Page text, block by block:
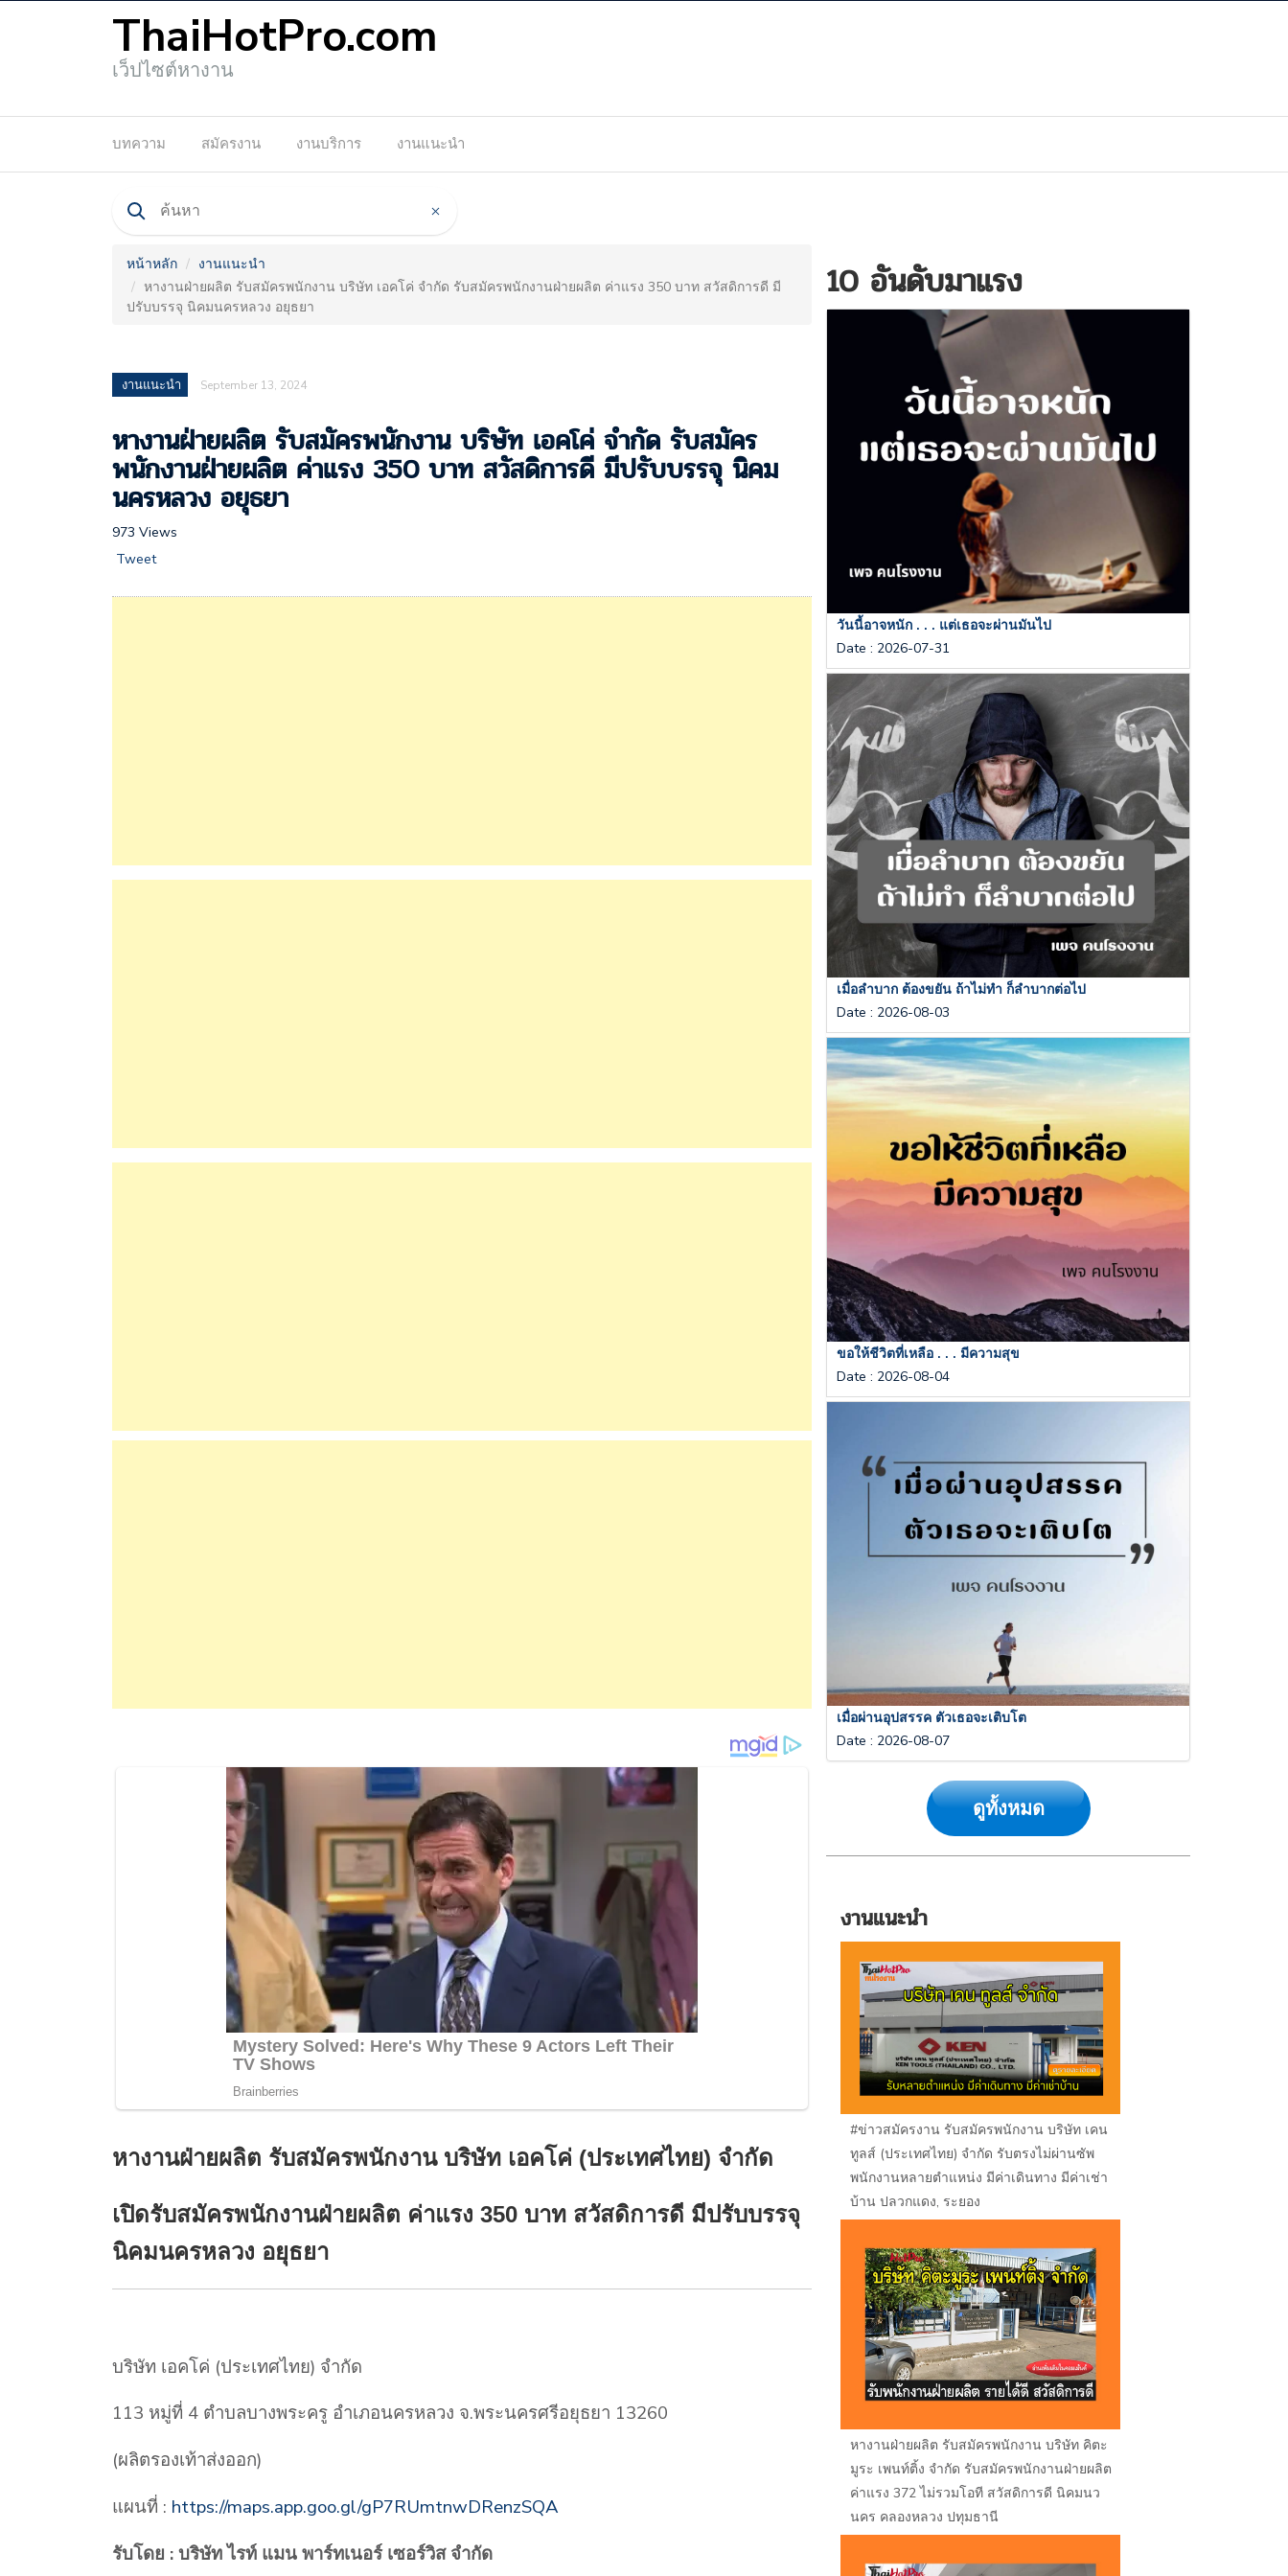
ThaiHotPro.com
เว็ปไซต์หางาน
บทความ สมัครงาน งานบริการ งานแนะนำ
หน้าหลัก
งานแนะนำ
หางานฝ่ายผลิต รับสมัครพนักงาน บริษัท เอคโค่ จำกัด รับสมัครพนักงานฝ่ายผลิต ค่าแรง 350 บาท สวัสดิการดี มี
ปรับบรรจุ นิคมนครหลวง อยุธยา
งานแนะนำ September 13, 2024
หางานฝ่ายผลิต รับสมัครพนักงาน บริษัท เอคโค่ จำกัด รับสมัคร
พนักงานฝ่ายผลิต ค่าแรง 350 บาท สวัสดิการดี มีปรับบรรจุ นิคม
นครหลวง อยุธยา
973 Views
Tweet
หางานฝ่ายผลิต รับสมัครพนักงาน บริษัท เอคโค่ (ประเทศไทย) จำกัด
เปิดรับสมัครพนักงานฝ่ายผลิต ค่าแรง 350 บาท สวัสดิการดี มีปรับบรรจุ
นิคมนครหลวง อยุธยา
บริษัท เอคโค่ (ประเทศไทย) จำกัด
113 หมู่ที่ 4 ตำบลบางพระครู อำเภอนครหลวง จ.พระนครศรีอยุธยา 13260
(ผลิตรองเท้าส่งออก)
แผนที่ : https://maps.app.goo.gl/gP7RUmtnwDRenzSQA
รับโดย : บริษัท ไรท์ แมน พาร์ทเนอร์ เซอร์วิส จำกัด
10 อันดับมาแรง
วันนี้อาจหนัก . . . แต่เธอจะผ่านมันไป
Date : 2026-07-31
เมื่อลำบาก ต้องขยัน ถ้าไม่ทำ ก็ลำบากต่อไป
Date : 2026-08-03
ขอให้ชีวิตที่เหลือ . . . มีความสุข
Date : 2026-08-04
เมื่อผ่านอุปสรรค ตัวเธอจะเติบโต
Date : 2026-08-07
ดูทั้งหมด
งานแนะนำ
#ข่าวสมัครงาน รับสมัครพนักงาน บริษัท เคน
ทูลส์ (ประเทศไทย) จำกัด รับตรงไม่ผ่านซัพ
พนักงานหลายตำแหน่ง มีค่าเดินทาง มีค่าเช่า
บ้าน ปลวกแดง, ระยอง
หางานฝ่ายผลิต รับสมัครพนักงาน บริษัท คิตะ
มูระ เพนท์ติ้ง จำกัด รับสมัครพนักงานฝ่ายผลิต
ค่าแรง 372 ไม่รวมโอที สวัสดิการดี นิคมนว
นคร คลองหลวง ปทุมธานี